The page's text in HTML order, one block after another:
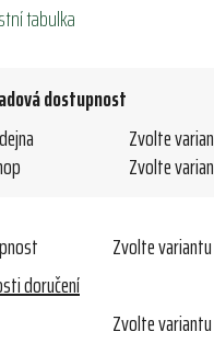
tabulka
dostupnost
Zvolte
Zvolte
Zvolte variantu
doručení
Zvolte variantu